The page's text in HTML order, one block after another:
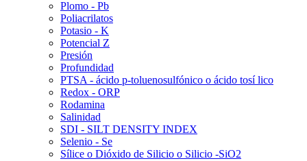
Plomo - Pb
Poliacrilatos
Potasio - K
Potencial Z
Presión
Profundidad
PTSA - ácido p-toluenosulfónico o ácido tosí lico
Redox - ORP
Rodamina
Salinidad
SDI - SILT DENSITY INDEX
Selenio - Se
Sílice o Dióxido de Silicio o Silicio -SiO2